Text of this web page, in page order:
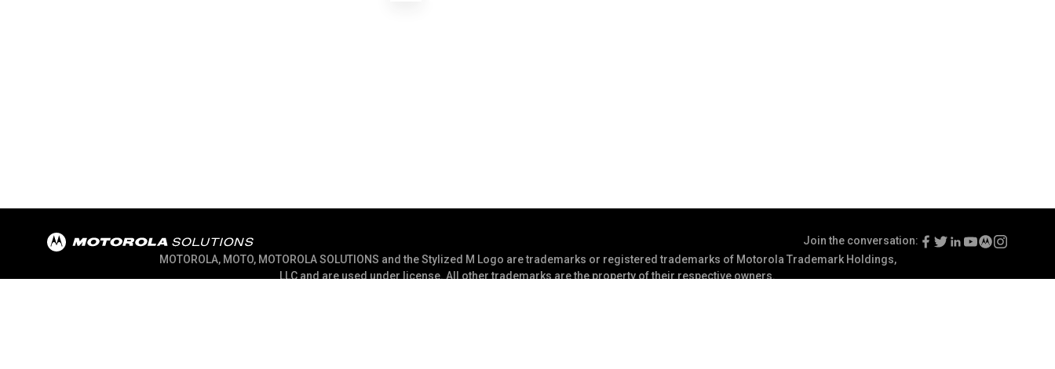
Join the conversation:
MOTOROLA, MOTO, MOTOROLA SOLUTIONS and the Stylized M Logo are trademarks or registered trademarks of Motorola Trademark Holdings,
LLC and are used under license. All other trademarks are the property of their respective owners.